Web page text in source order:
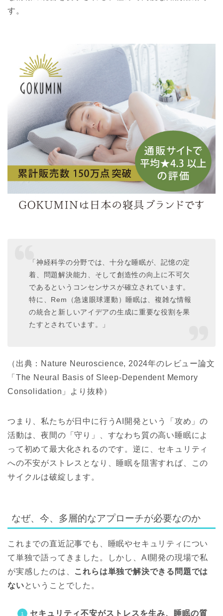
す。
「神経科学の分野では、十分な睡眠が、記憶の定
着、問題解決能力、そして創造性の向上に不可欠
であるというコンセンサスが確立されています。
特に、Rem（急速眼球運動）睡眠は、複雑な情報
の統合と新しいアイデアの生成に重要な役割を果
たすとされています。」
（出典：Nature Neuroscience, 2024年のレビュー論文
「The Neural Basis of Sleep-Dependent Memory
Consolidation」より抜粋）
つまり、私たちが日中に行うAI開発という「攻め」の
活動は、夜間の「守り」、すなわち質の高い睡眠によ
って初めて最大化されるのです。逆に、セキュリティ
への不安がストレスとなり、睡眠を阻害すれば、この
サイクルは破綻します。
なぜ、今、多層的なアプローチが必要なのか
これまでの直近記事でも、睡眠やセキュリティについ
て単独で語ってきました。しかし、AI開発の現場で私
が実感したのは、 これらは単独で解決できる問題では
ないということでした。
セキュリティ不安がストレスを生み、睡眠の質